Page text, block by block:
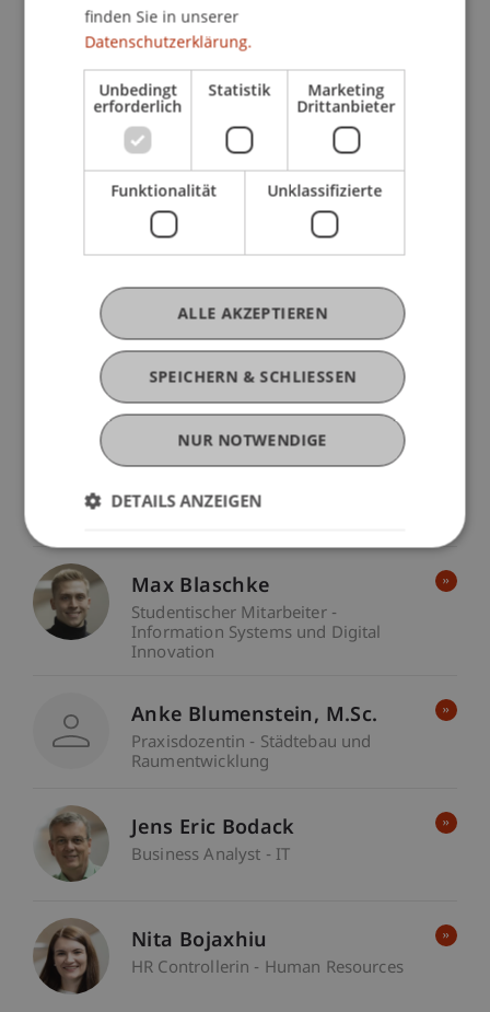
(Hons)
Wissenschaftlicher Assistent /
Doktorand - Technologie und
Innovation
Christian Beck
NinaBeck MSc Arch ZT
Upcycling
Postdoktorand - Innovative and
Digital Finance
PhilineBerninger M.Sc.
Wissenschaftliche Assistentin /
Max Blaschke
Studentischer Mitarbeiter -
Information Systems und Digital
Innovation
Anke Blumenstein M.Sc.
Praxisdozentin - Städtebau und
Raumentwicklung
Jens Eric Bodack
Business Analyst - IT
Nita Bojaxhiu
HR Controllerin - Human Resources
finden Sie in unserer
Datenschutzerklärung.
Unbedingt
erforderlich
Statistik Marketing
Drittanbieter
Funktionalität Unklassifizierte
SPEICHERN & SCHLIESSEN
ALLE AKZEPTIEREN
NUR NOTWENDIGE
DETAILS ANZEIGEN